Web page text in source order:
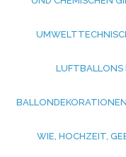
LUFTBALLONS
WIE, HOCHZEIT,